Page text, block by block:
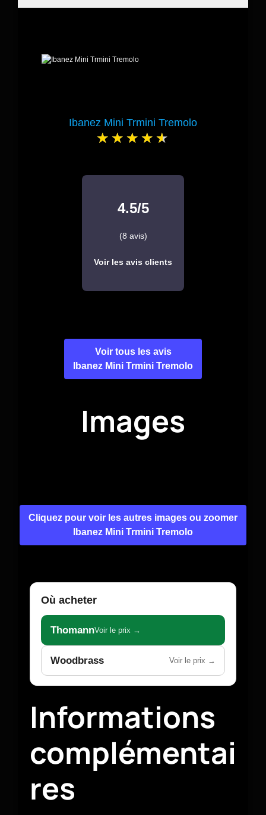
Ibanez Mini Trmini Tremolo
4.5/5
(8 avis)
Voir les avis clients
Voir tous les avis
Ibanez Mini Trmini Tremolo
Images
Cliquez pour voir les autres images ou zoomer
Ibanez Mini Trmini Tremolo
Où acheter
ThomannVoir le prix →
Woodbrass Voir le prix →
Informations
complémentai
res